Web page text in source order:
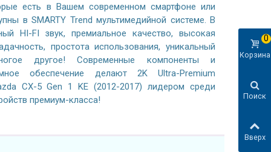
есть в Вашем современном смартфоне или
в SMARTY Trend мультимедийной системе. В
HI-FI звук, премиальное качество, высокая
простота использования, уникальный
другое! Современные компоненты и
обеспечение делают 2K Ultra-Premium
CX-5 Gen 1 KE (2012-2017) лидером среди
премиум-класса!
Корзина
0
Поиск
Вверх